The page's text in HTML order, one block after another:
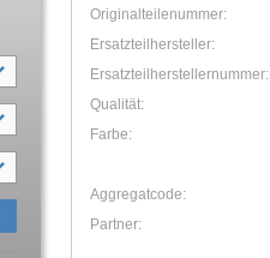
Originalteilenummer:
Ersatzteilhersteller:
Ersatzteilherstellernummer:
Qualität:
Farbe:
Aggregatcode:
Partner: